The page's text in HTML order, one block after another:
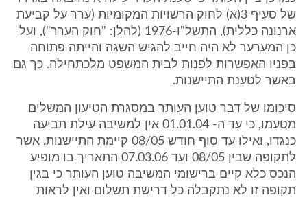
של סעיף 3(א) לחוק הרשויות המקומיות (ערר על קביעת
ארנונה כללית), התשל"ו-1976 (להלן: "חוק הערר"), ועל
כן המערער לא היה חייב להגיש השגה והייתה פתוחה
בפניו האפשרות לפנות לבית המשפט מלכתחילה. כך גם
באשר לטענת התיישנות.
סיכומו של דבר טוען העותר במסגרת הטיעון המשלים
מטעמו, כי עד ה- 01.01.04 אין למשיבה עילת תביעה
כנגדו, ואילו עד סוף חודש 08/05 קיימת התיישנות. אשר
לתקופה שבין 08/05 ועד 07.03.06 התאריך בו מופיע
הנכס כלא קיים ברישומי המשיבה טוען העותר כי בגין
תקופה זו לא נתקבלה כל דרישת תשלום ואין לראות